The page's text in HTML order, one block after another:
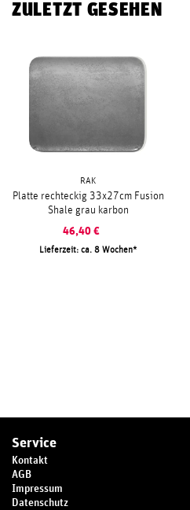
ZULETZT GESEHEN
RAK
Platte rechteckig 33x27cm Fusion
Shale grau karbon
46,40 €
Lieferzeit: ca. 8 Wochen
Service
Kontakt
AGB
Impressum
Datenschutz